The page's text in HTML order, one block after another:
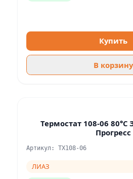
Купить
В корзину
Термостат 108-06
Прогресс
Артикул: ТХ108-06
ЛИАЗ